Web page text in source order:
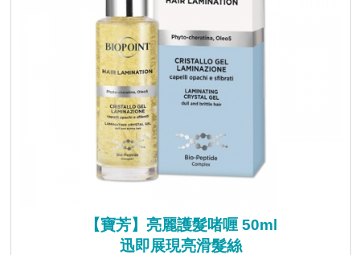
【寶芳】亮麗護髮啫喱 50ml
迅即展現亮滑髮絲